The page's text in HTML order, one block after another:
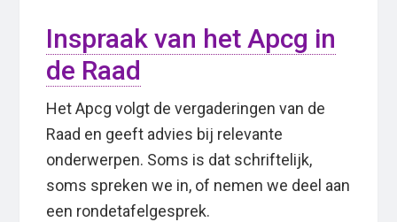
Inspraak van het Apcg in
de Raad
Het Apcg volgt de vergaderingen van de
Raad en geeft advies bij relevante
onderwerpen. Soms is dat schriftelijk,
soms spreken we in, of nemen we deel aan
een rondetafelgesprek.